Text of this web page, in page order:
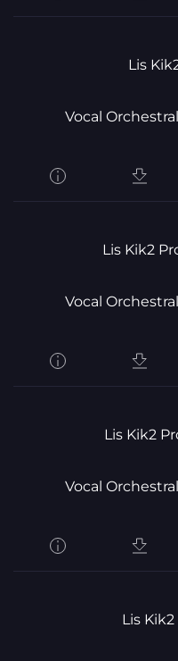
Lis
Vocal
Lis Kik2
Vocal
Lis Kik2
Vocal
Lis